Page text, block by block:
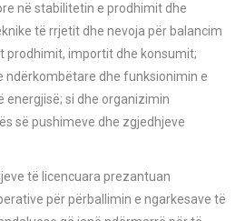
në stabilitetin e prodhimit dhe
të rrjetit dhe nevoja për balancim
prodhimit, importit dhe konsumit;
ndërkombëtare dhe funksionimin e
si dhe organizimin
së pushimeve dhe zgjedhjeve
të licencuara prezantuan
për përballimin e ngarkesave të